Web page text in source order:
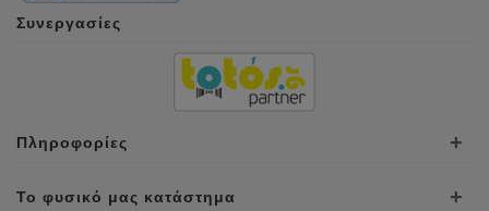
Συνεργασίες
Πληροφορίες +
Το φυσικό μας κατάστημα +